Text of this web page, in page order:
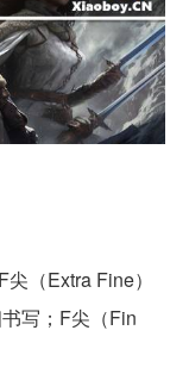
（Extra Fine）
写；F尖（Fin